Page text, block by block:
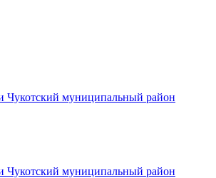
Чукотский муниципальный район
Чукотский муниципальный район